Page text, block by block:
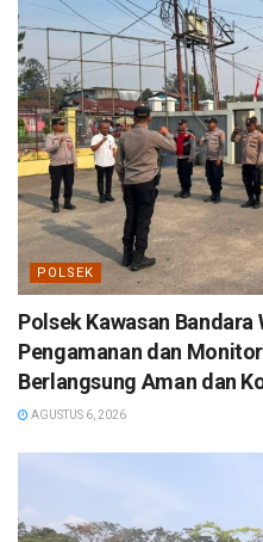
POLSEK
Polsek Kawasan
Pengamanan dan
Berlangsung Aman dan
AGUSTUS 6, 2026